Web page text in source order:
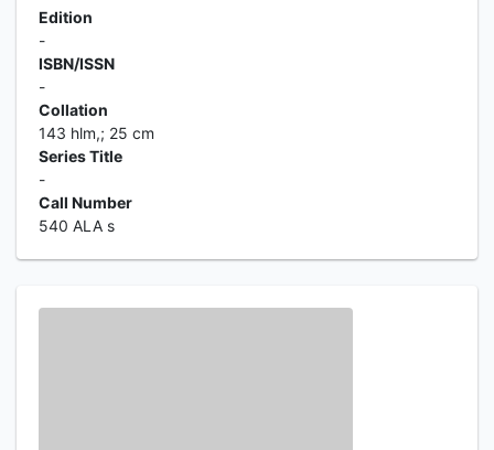
Edition
-
ISBN/ISSN
-
Collation
143 hlm,; 25 cm
Series Title
-
Call Number
540 ALA s